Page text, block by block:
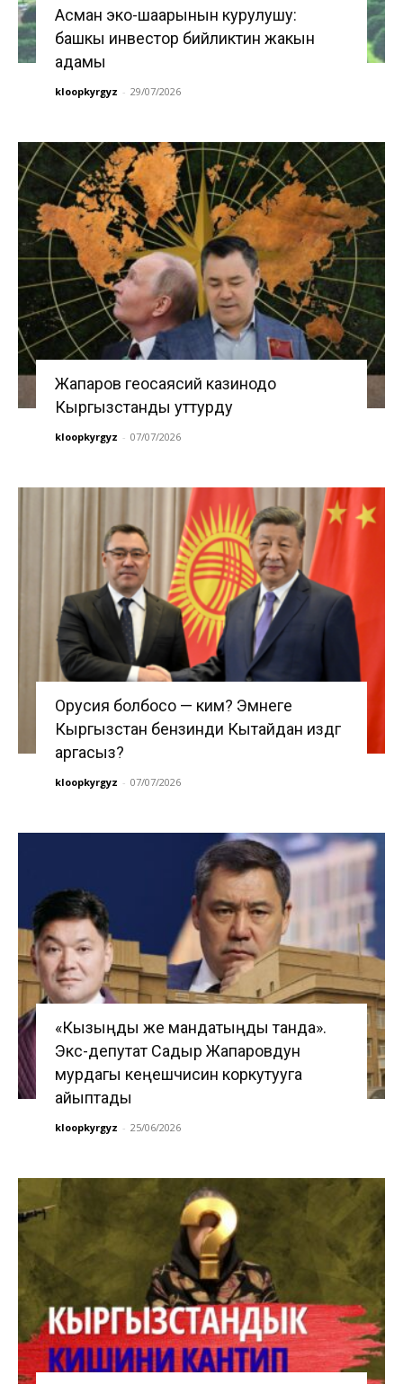
Асман эко-шаарынын курулушу:
башкы инвестор бийликтин жакын
адамы
kloopkyrgyz - 29/07/2026
Жапаров геосаясий казинодо
Кыргызстанды уттурду
kloopkyrgyz - 07/07/2026
Орусия болбосо — ким? Эмнеге
Кыргызстан бензинди Кытайдан издөөгө
аргасыз?
kloopkyrgyz - 07/07/2026
«Кызыңды же мандатыңды танда».
Экс-депутат Садыр Жапаровдун
мурдагы кеңешчисин коркутууга
айыптады
kloopkyrgyz - 25/06/2026